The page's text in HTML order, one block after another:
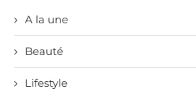
A la une
Beauté
Lifestyle